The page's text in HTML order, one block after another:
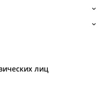
лиц